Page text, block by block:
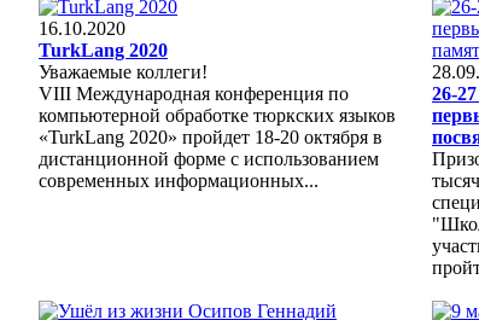
16.10.2020
TurkLang 2020
Уважаемые коллеги!
VIII Международная конференция по
компьютерной обработке тюркских языков
«TurkLang 2020» пройдет 18-20 октября в
дистанционной форме с использованием
современных информационных...
26-